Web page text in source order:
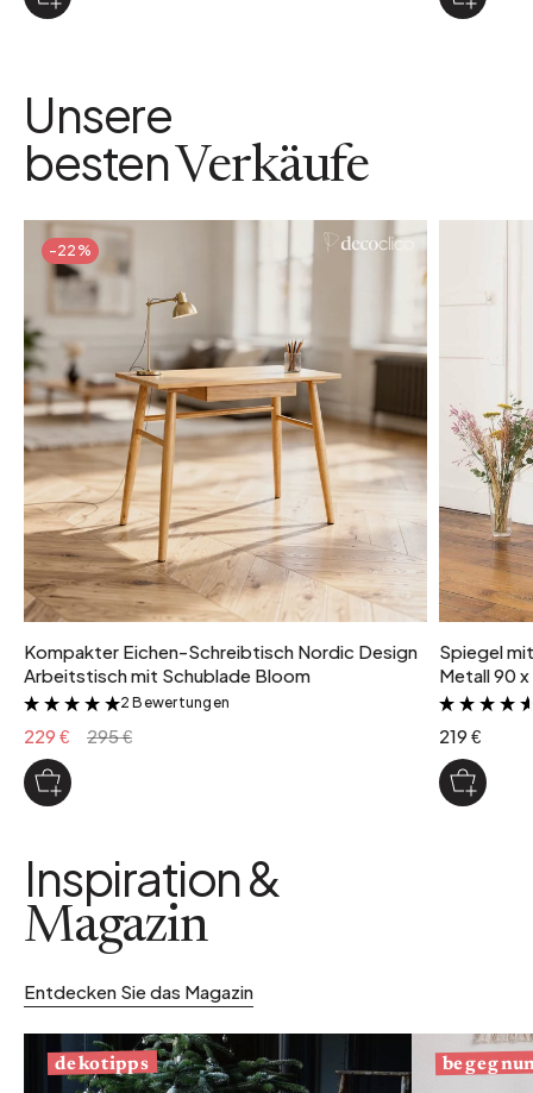
Unsere
bestenVerkäufe
-22%
Kompakter Eichen-Schreibtisch Nordic Design
Arbeitstisch mit Schublade Bloom
&
2 Bewertungen
229 € 295 €
Spiegel
Metall 90
219 €
Inspiration &
Magazin
Entdecken Sie das Magazin
dekotipps